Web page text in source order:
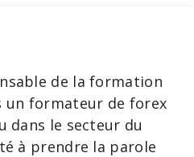
de la formation
un formateur de forex
dans le secteur du
à prendre la parole